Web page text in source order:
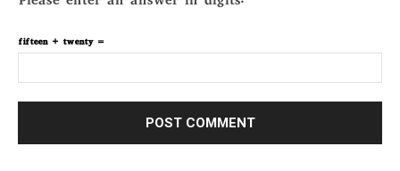
fifteen + twenty =